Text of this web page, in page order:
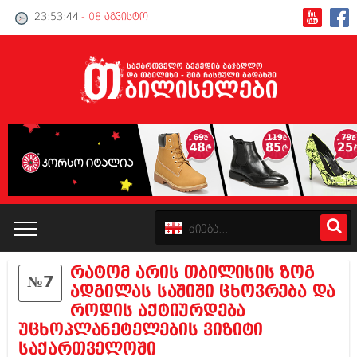
23:53:45 - 08 აგვისტო
კატალოგი
პოლიტიკა
ინტერვიუები
№7
რატომ არის თბილისის ზოგ
ადგილას საშიში ცხოვრება და
როდის აქტიურდება
უცხოპლანეტელების ვიზიტი
საქართველოში